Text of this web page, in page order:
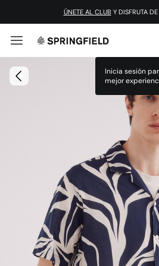
ÚNETE AL CLUB Y DISFRUTA
Inicia sesión
mejor